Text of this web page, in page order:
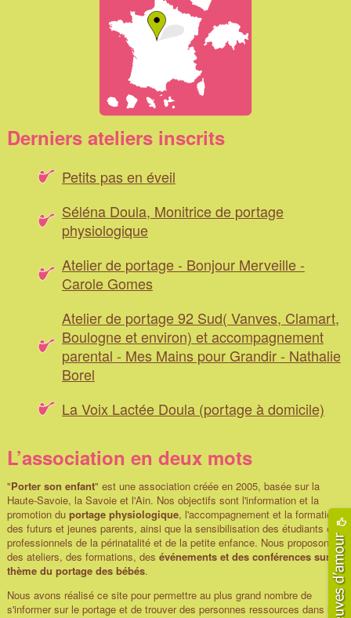
Derniers ateliers inscrits
Petits pas en éveil
Séléna Doula, Monitrice de portage
physiologique
Atelier de portage - Bonjour Merveille -
Carole Gomes
Atelier de portage 92 Sud( Vanves, Clamart,
Boulogne et environ) et accompagnement
parental - Mes Mains pour Grandir - Nathalie
Borel
La Voix Lactée Doula (portage à domicile)
L’association en deux mots
"Porter son enfant" est une association créée en 2005, basée sur la
Haute-Savoie, la Savoie et l'Ain. Nos objectifs sont l'information et la
promotion du portage physiologique, l'accompagnement et la formation
des futurs et jeunes parents, ainsi que la sensibilisation des étudiants et
professionnels de la périnatalité et de la petite enfance. Nous proposons
des ateliers, des formations, des événements et des conférences sur le
thème du portage des bébés.
Nous avons réalisé ce site pour permettre au plus grand nombre de
s'informer sur le portage et de trouver des personnes ressources dans leur